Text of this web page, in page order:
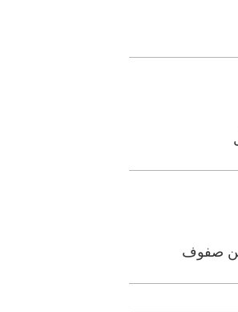
من صفوف